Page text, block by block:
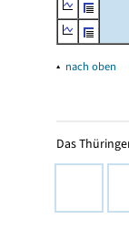
▴ nach oben
Das